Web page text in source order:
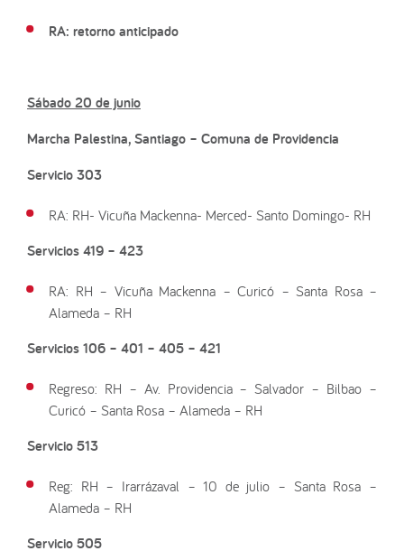
RA: retorno anticipado
Sábado 20 de junio
Marcha Palestina, Santiago – Comuna de Providencia
Servicio 303
RA: RH- Vicuña Mackenna- Merced- Santo Domingo- RH
Servicios 419 – 423
RA: RH – Vicuña Mackenna – Curicó – Santa Rosa –
Alameda – RH
Servicios 106 – 401 – 405 – 421
Regreso: RH – Av. Providencia – Salvador – Bilbao –
Curicó – Santa Rosa – Alameda – RH
Servicio 513
Reg: RH – Irarrázaval – 10 de julio – Santa Rosa –
Alameda – RH
Servicio 505